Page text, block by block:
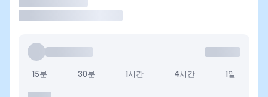
15분 30분 1시간 4시간 1일